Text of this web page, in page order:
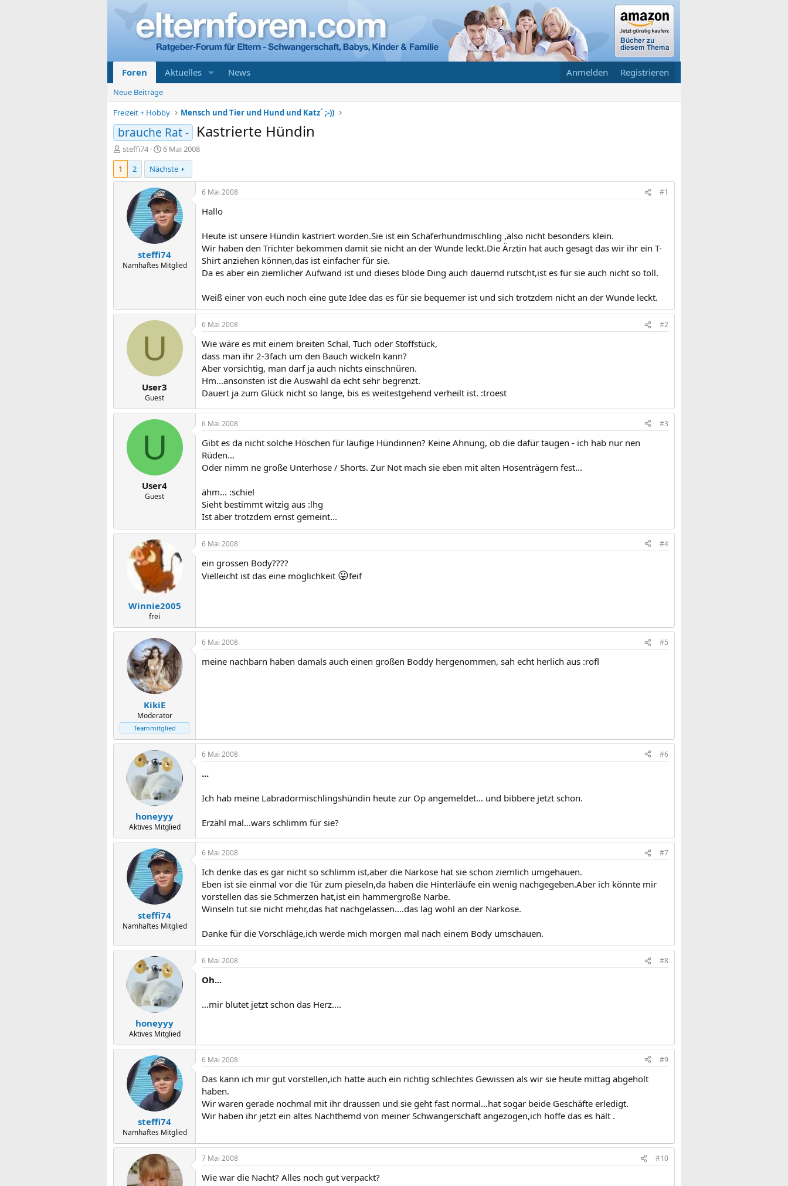
Foren Aktuelles News Anmelden Registrieren
Neue Beiträge
Freizeit + Hobby
Mensch und Tier und Hund und Katz´ ;-))
brauche Rat - Kastrierte Hündin
E
r
t
steffi74
E
r
s
t
e
l
l
t
a
m
6 Mai 2008
1
2 Nächste
steffi74
Namhaftes Mitglied
6 Mai 2008 #1
Hallo
Heute ist unsere Hündin kastriert worden.Sie ist ein Schäferhundmischling ,also nicht besonders klein.
Wir haben den Trichter bekommen damit sie nicht an der Wunde leckt.Die Ärztin hat auch gesagt das wir ihr ein T-
Shirt anziehen können,das ist einfacher für sie.
Da es aber ein ziemlicher Aufwand ist und dieses blöde Ding auch dauernd rutscht,ist es für sie auch nicht so toll.
Weiß einer von euch noch eine gute Idee das es für sie bequemer ist und sich trotzdem nicht an der Wunde leckt.
U
User3
Guest
6 Mai 2008 #2
Wie wäre es mit einem breiten Schal, Tuch oder Stoffstück,
dass man ihr 2-3fach um den Bauch wickeln kann?
Aber vorsichtig, man darf ja auch nichts einschnüren.
Hm...ansonsten ist die Auswahl da echt sehr begrenzt.
Dauert ja zum Glück nicht so lange, bis es weitestgehend verheilt ist. :troest
U
User4
Guest
6 Mai 2008 #3
Gibt es da nicht solche Höschen für läufige Hündinnen? Keine Ahnung, ob die dafür taugen - ich hab nur nen
Rüden...
Oder nimm ne große Unterhose / Shorts. Zur Not mach sie eben mit alten Hosenträgern fest...
ähm... :schiel
Sieht bestimmt witzig aus :lhg
Ist aber trotzdem ernst gemeint...
Winnie2005
frei
6 Mai 2008 #4
ein grossen Body????
Vielleicht ist das eine möglichkeit 😛feif
KikiE
Moderator
Teammitglied
6 Mai 2008 #5
meine nachbarn haben damals auch einen großen Boddy hergenommen, sah echt herlich aus :rofl
honeyyy
Aktives Mitglied
6 Mai 2008 #6
...
Ich hab meine Labradormischlingshündin heute zur Op angemeldet... und bibbere jetzt schon.
Erzähl mal...wars schlimm für sie?
steffi74
Namhaftes Mitglied
6 Mai 2008 #7
Ich denke das es gar nicht so schlimm ist,aber die Narkose hat sie schon ziemlich umgehauen.
Eben ist sie einmal vor die Tür zum pieseln,da haben die Hinterläufe ein wenig nachgegeben.Aber ich könnte mir
vorstellen das sie Schmerzen hat,ist ein hammergroße Narbe.
Winseln tut sie nicht mehr,das hat nachgelassen....das lag wohl an der Narkose.
Danke für die Vorschläge,ich werde mich morgen mal nach einem Body umschauen.
honeyyy
Aktives Mitglied
6 Mai 2008 #8
Oh...
...mir blutet jetzt schon das Herz....
steffi74
Namhaftes Mitglied
6 Mai 2008 #9
Das kann ich mir gut vorstellen,ich hatte auch ein richtig schlechtes Gewissen als wir sie heute mittag abgeholt
haben.
Wir waren gerade nochmal mit ihr draussen und sie geht fast normal...hat sogar beide Geschäfte erledigt.
Wir haben ihr jetzt ein altes Nachthemd von meiner Schwangerschaft angezogen,ich hoffe das es hält .
7 Mai 2008 #10
Wie war die Nacht? Alles noch gut verpackt?